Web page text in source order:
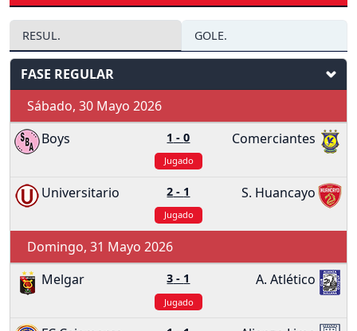
RESUL. GOLE.
FASE REGULAR
Sábado, 30 Mayo 2026
Boys
1 -0 Comerciantes
Jugado
Universitario 2 - 1 S. Huancayo
Jugado
Domingo, 31 Mayo 2026
Melgar
3 - 1 A. Atlético
Jugado